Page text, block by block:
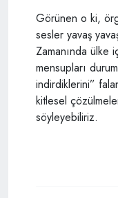
Görünen o ki,
sesler yavaş
Zamanında ülke
mensupları
indirdiklerini”
kitlesel
söyleyebiliriz.